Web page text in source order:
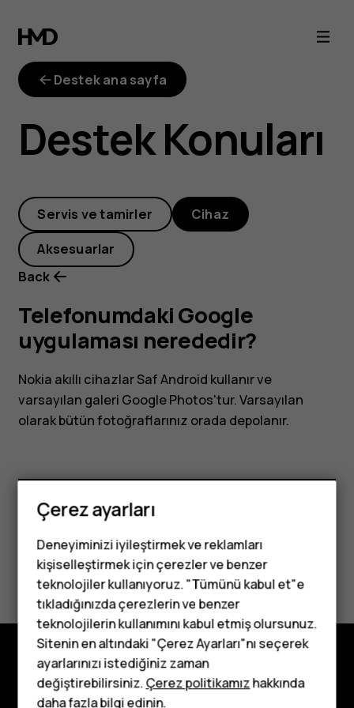
Telefonumdaki
Google
uygulaması
nerededir?
Tuşlu telefonlar
Çocuklar için
telefonlar
Destek ana sayfa
Destek Konuları
Servis ve tamirler Cihaz
Aksesuarlar
Back
Telefonumdaki Google
uygulaması nerededir?
Nokia akıllı cihazlar Saf Android kullanır ve
varsayılan galeri Google Photos'tur. Varsayılan
olarak bütün fotoğraflarınız orada depolanır.
Evet Hayır
Keşfedin
Çerez ayarları
Deneyiminizi iyileştirmek ve reklamları
kişiselleştirmek için çerezler ve benzer
teknolojiler kullanıyoruz. "Tümünü kabul et"e
tıkladığınızda çerezlerin ve benzer
teknolojilerin kullanımını kabul etmiş olursunuz.
Sitenin en altındaki "Çerez Ayarları"nı seçerek
ayarlarınızı istediğiniz zaman
değiştirebilirsiniz.Çerez politikamızhakkında
daha fazla bilgi edinin.